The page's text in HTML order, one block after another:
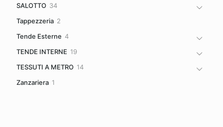
SALOTTO 3434
Tappezzeria 2
Tende Esterne 44
TENDE INTERNE 1919
TESSUTI A METRO 1414
Zanzariera 1